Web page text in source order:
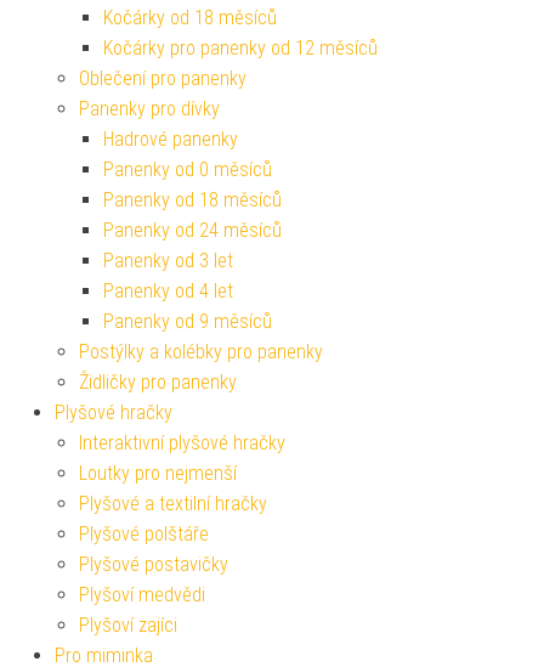
Kočárky od 18 měsíců
Kočárky pro panenky od 12 měsíců
Oblečení pro panenky
Panenky pro dívky
Hadrové panenky
Panenky od 0 měsíců
Panenky od 18 měsíců
Panenky od 24 měsíců
Panenky od 3 let
Panenky od 4 let
Panenky od 9 měsíců
Postýlky a kolébky pro panenky
Židličky pro panenky
Plyšové hračky
Interaktivní plyšové hračky
Loutky pro nejmenší
Plyšové a textilní hračky
Plyšové polštáře
Plyšové postavičky
Plyšoví medvědi
Plyšoví zajíci
Pro miminka